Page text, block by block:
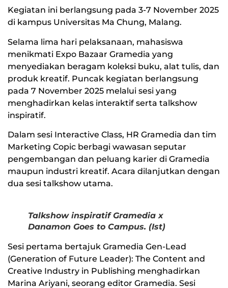
Kegiatan ini berlangsung pada 3-7 November 2025
di kampus Universitas Ma Chung, Malang.
Selama lima hari pelaksanaan, mahasiswa
menikmati Expo Bazaar Gramedia yang
menyediakan beragam koleksi buku, alat tulis, dan
produk kreatif. Puncak kegiatan berlangsung
pada 7 November 2025 melalui sesi yang
menghadirkan kelas interaktif serta talkshow
inspiratif.
Dalam sesi Interactive Class, HR Gramedia dan tim
Marketing Copic berbagi wawasan seputar
pengembangan dan peluang karier di Gramedia
maupun industri kreatif. Acara dilanjutkan dengan
dua sesi talkshow utama.
Talkshow inspiratif Gramedia x
Danamon Goes to Campus. (Ist)
Sesi pertama bertajuk Gramedia Gen-Lead
(Generation of Future Leader): The Content and
Creative Industry in Publishing menghadirkan
Marina Ariyani, seorang editor Gramedia. Sesi